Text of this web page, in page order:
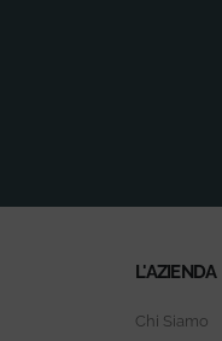
L'AZIENDA
Chi Siamo